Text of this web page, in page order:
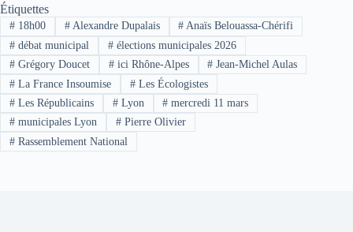
Étiquettes
#18h00 #Alexandre Dupalais # Anaïs Belouassa-Chérifi
#débat municipal #élections municipales 2026
#Grégory Doucet #ici Rhône-Alpes # Jean-Michel Aulas
#La France Insoumise #Les Écologistes
#Les Républicains #Lyon # mercredi 11 mars
#municipales Lyon #Pierre Olivier
#Rassemblement National